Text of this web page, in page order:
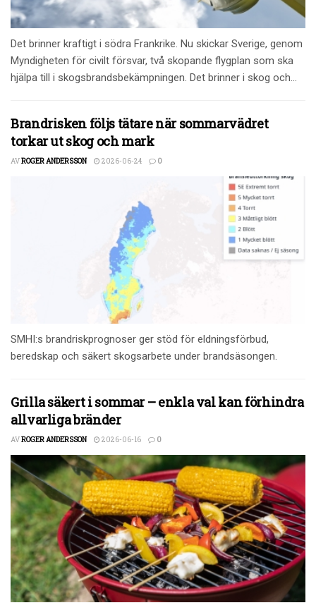
Det brinner kraftigt i södra Frankrike. Nu skickar Sverige, genom
Myndigheten för civilt försvar, två skopande flygplan som ska
hjälpa till i skogsbrandsbekämpningen. Det brinner i skog och...
Brandrisken följs tätare när sommarvädret
torkar ut skog och mark
AVROGER ANDERSSON 2026-06-24 0
SMHI:s brandriskprognoser ger stöd för eldningsförbud,
beredskap och säkert skogsarbete under brandsäsongen.
Grilla säkert i sommar – enkla val kan förhindra
allvarliga bränder
AVROGER ANDERSSON 2026-06-16 0